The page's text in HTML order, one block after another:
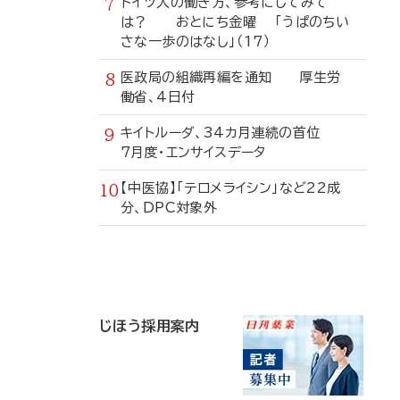
は？ おとにち金曜 「うぱのちい
さな一歩のはなし」（17）
医政局の組織再編を通知 厚生労
働省、4日付
キイトルーダ、34カ月連続の首位
7月度・エンサイスデータ
【中医協】「テロメライシン」など22成
分、DPC対象外
じほう採用案内